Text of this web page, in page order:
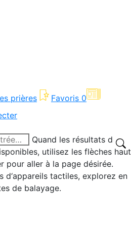
prières Favoris 0
Quand les résultats de
utilisez les flèches haut
pour aller à la page désirée.
d‘appareils tactiles, explorez en
de balayage.